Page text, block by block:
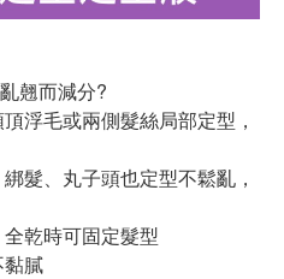
翹而減分?
浮毛或兩側髮絲局部定型，
髮、丸子頭也定型不鬆亂，
乾時可固定髮型
膩